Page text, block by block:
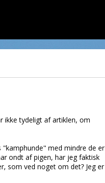
ikke tydeligt af artiklen, om
med mindre de er
ondt af pigen, har jeg faktisk
som ved noget om det? Jeg er